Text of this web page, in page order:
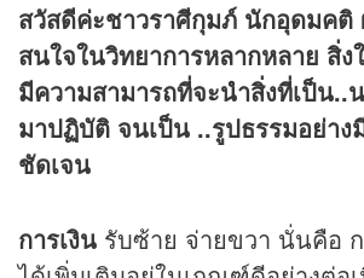
สวัสดีค่ะชาวราศีกุมภ์ นักอุดมคติ
สนใจในวิทยาการหลากหลาย สิ่
มีความสามารถที่จะนำสิ่งที่เป็น..
มาปฏิบัติ จนเป็น ..รูปธรรมอย่าง
ชัดเจน
การเงิน รับซ้าย จ่ายขวา นั่นคือ